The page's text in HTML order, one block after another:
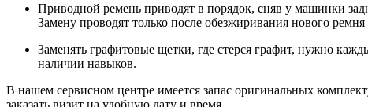
Приводной ремень приводят в порядок, сняв у машинки
Замену проводят только после обезжиривания нового
Заменять графитовые щетки, где стерся графит, нужно
наличии навыков.
В нашем сервисном центре имеется запас оригинальных
заказать визит на удобную дату и время.